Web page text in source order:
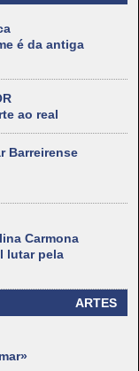
é da antiga
ao real
Barreirense
Carmona
lutar pela
ARTES